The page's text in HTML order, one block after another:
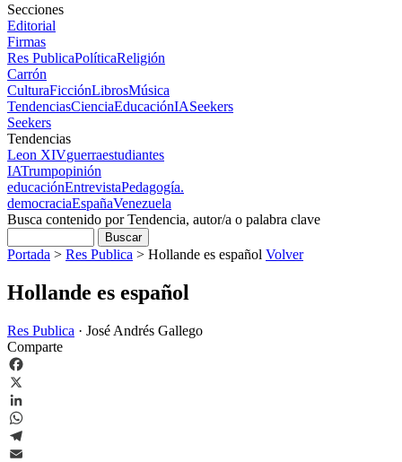
Secciones
Editorial
Firmas
Res PublicaPolíticaReligión
Carrón
CulturaFicciónLibrosMúsica
TendenciasCienciaEducaciónIASeekers
Seekers
Tendencias
Leon XIVguerraestudiantes
IATrumpopinión
educaciónEntrevistaPedagogía.
democraciaEspañaVenezuela
Busca contenido por Tendencia, autor/a o palabra clave
Portada > Res Publica > Hollande es español Volver
Hollande es español
Res Publica · José Andrés Gallego
Comparte
Facebook
X
LinkedIn
WhatsApp
Telegram